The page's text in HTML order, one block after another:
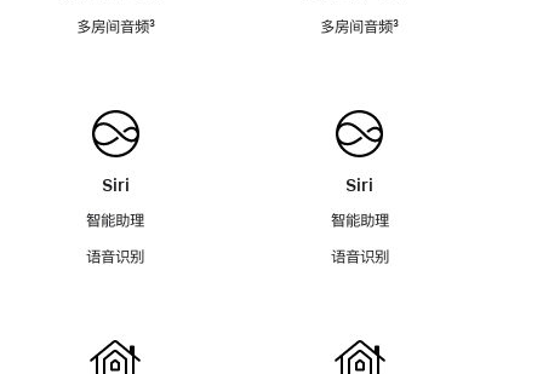
多房间音频脚
³
Siri
智能助理
语音识别
多房间音频脚
³
Siri
智能助理
语音识别